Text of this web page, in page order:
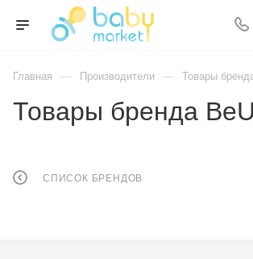
Главная — Производители — Товары
Товары бренда
СПИСОК БРЕНДОВ